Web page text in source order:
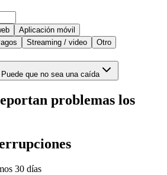
Aplicación móvil
Streaming / video
Otro
que no sea una caída
problemas los
30 días